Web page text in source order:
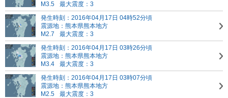
M3.5
最大震度：3
発生時刻：2016年04月17日 04時52分頃
震源地：熊本県熊本地方
M2.7
最大震度：3
発生時刻：2016年04月17日 03時26分頃
震源地：熊本県熊本地方
M3.4
最大震度：3
発生時刻：2016年04月17日 03時07分頃
震源地：熊本県熊本地方
M2.5
最大震度：3